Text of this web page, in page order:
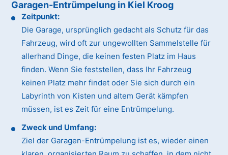
Garagen-Entrümpelung in Kiel Kroog
Zeitpunkt:
Die Garage, ursprünglich gedacht als Schutz für das
Fahrzeug, wird oft zur ungewollten Sammelstelle für
allerhand Dinge, die keinen festen Platz im Haus
finden. Wenn Sie feststellen, dass Ihr Fahrzeug
keinen Platz mehr findet oder Sie sich durch ein
Labyrinth von Kisten und altem Gerät kämpfen
müssen, ist es Zeit für eine Entrümpelung.
Zweck und Umfang:
Ziel der Garagen-Entrümpelung ist es, wieder einen